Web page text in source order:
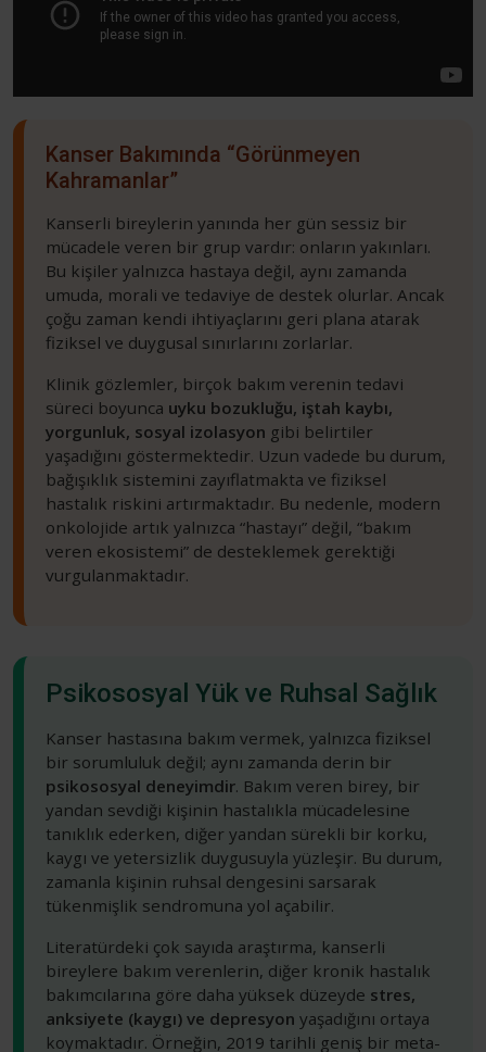
Kanser Bakımında “Görünmeyen
Kahramanlar”
Kanserli bireylerin yanında her gün sessiz bir
mücadele veren bir grup vardır: onların yakınları.
Bu kişiler yalnızca hastaya değil, aynı zamanda
umuda, morali ve tedaviye de destek olurlar. Ancak
çoğu zaman kendi ihtiyaçlarını geri plana atarak
fiziksel ve duygusal sınırlarını zorlarlar.
Klinik gözlemler, birçok bakım verenin tedavi
süreci boyunca uyku bozukluğu, iştah kaybı,
yorgunluk, sosyal izolasyon gibi belirtiler
yaşadığını göstermektedir. Uzun vadede bu durum,
bağışıklık sistemini zayıflatmakta ve fiziksel
hastalık riskini artırmaktadır. Bu nedenle, modern
onkolojide artık yalnızca “hastayı” değil, “bakım
veren ekosistemi” de desteklemek gerektiği
vurgulanmaktadır.
Psikososyal Yük ve Ruhsal Sağlık
Kanser hastasına bakım vermek, yalnızca fiziksel
bir sorumluluk değil; aynı zamanda derin bir
psikososyal deneyimdir. Bakım veren birey, bir
yandan sevdiği kişinin hastalıkla mücadelesine
tanıklık ederken, diğer yandan sürekli bir korku,
kaygı ve yetersizlik duygusuyla yüzleşir. Bu durum,
zamanla kişinin ruhsal dengesini sarsarak
tükenmişlik sendromuna yol açabilir.
Literatürdeki çok sayıda araştırma, kanserli
bireylere bakım verenlerin, diğer kronik hastalık
bakımcılarına göre daha yüksek düzeyde stres,
anksiyete (kaygı) ve depresyon yaşadığını ortaya
koymaktadır. Örneğin, 2019 tarihli geniş bir meta-